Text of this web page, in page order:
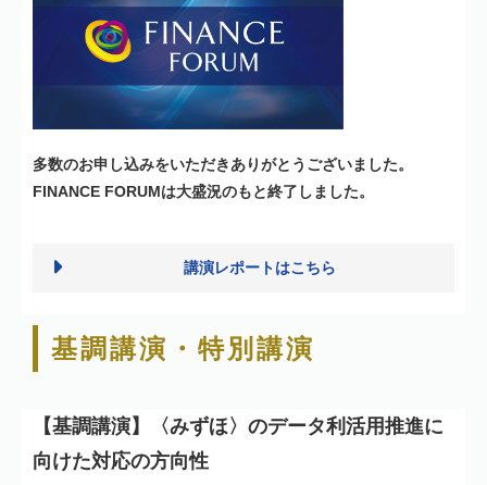
多数のお申し込みをいただきありがとうございました。
FINANCE FORUMは大盛況のもと終了しました。
講演レポートはこちら
基調講演・特別講演
【基調講演】
〈みずほ〉のデータ利活用推進に
向けた対応の方向性